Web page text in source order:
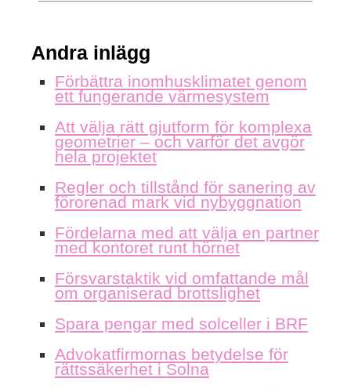
Andra inlägg
Förbättra inomhusklimatet genom
ett fungerande värmesystem
Att välja rätt gjutform för komplexa
geometrier – och varför det avgör
hela projektet
Regler och tillstånd för sanering av
förorenad mark vid nybyggnation
Fördelarna med att välja en partner
med kontoret runt hörnet
Försvarstaktik vid omfattande mål
om organiserad brottslighet
Spara pengar med solceller i BRF
Advokatfirmornas betydelse för
rättssäkerhet i Solna